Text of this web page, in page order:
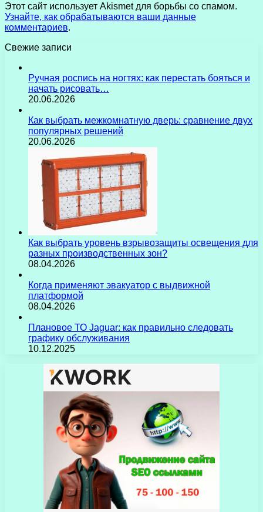
Этот сайт использует Akismet для борьбы со спамом.
Узнайте, как обрабатываются ваши данные
комментариев.
Свежие записи
Ручная роспись на ногтях: как перестать бояться и
начать рисовать…
20.06.2026
Как выбрать межкомнатную дверь: сравнение двух
популярных решений
20.06.2026
Как выбрать уровень взрывозащиты освещения для
разных производственных зон?
08.04.2026
Когда применяют эвакуатор с выдвижной
платформой
08.04.2026
Плановое ТО Jaguar: как правильно следовать
графику обслуживания
10.12.2025